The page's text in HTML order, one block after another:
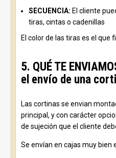
SECUENCIA: El cliente
tiras, cintas o cadenillas
El color de las tiras es el que
5. QUÉ TE
el envío de una
Las cortinas se envian
principal, y con carácter
de sujeción que el cliente
Se envían en cajas muy bien